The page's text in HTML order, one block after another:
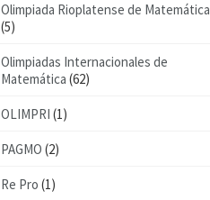
Olimpiada Rioplatense de Matemática
(5)
Olimpiadas Internacionales de
Matemática (62)
OLIMPRI (1)
PAGMO (2)
Re Pro (1)